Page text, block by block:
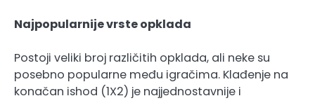
Najpopularnije vrste opklada
Postoji veliki broj različitih opklada, ali neke su
posebno popularne među igračima. Klađenje na
konačan ishod (1X2) je najjednostavnije i